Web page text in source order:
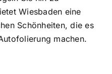
Wiesbaden eine
Schönheiten, die es
machen.